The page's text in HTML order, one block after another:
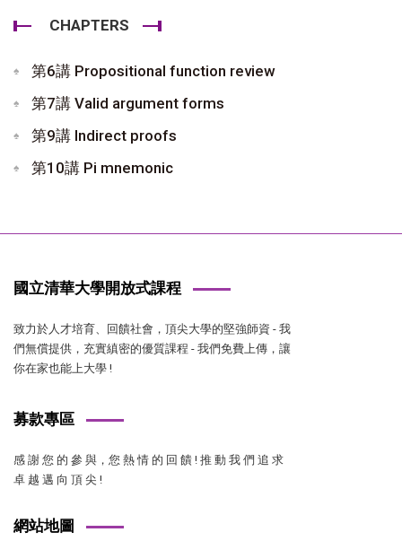
CHAPTERS
第6講 Propositional function review
第7講 Valid argument forms
第9講 Indirect proofs
第10講 Pi mnemonic
國立清華大學開放式課程
致力於人才培育、回饋社會，頂尖大學的堅強師資 - 我
們無償提供，充實縝密的優質課程 - 我們免費上傳，讓
你在家也能上大學 !
募款專區
感 謝 您 的 參 與，您 熱 情 的 回 饋 ! 推 動 我 們 追 求
卓 越 邁 向 頂 尖 !
網站地圖